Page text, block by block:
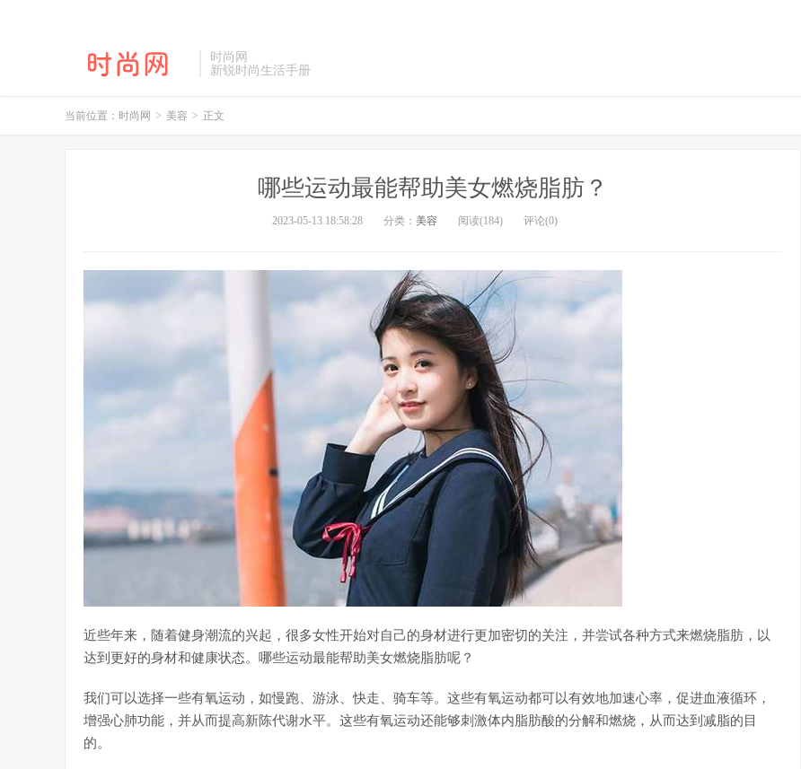
时尚网
新锐时尚生活手册
当前位置： 时尚网 > 美容 > 正文
哪些运动最能帮助美女燃烧脂肪？
2023-05-13 18:58:28 分类： 美容 阅读(184) 评论(0)
近些年来，随着健身潮流的兴起，很多女性开始对自己的身材进行更加密切的关注，并尝试各种方式来燃烧脂肪，以
达到更好的身材和健康状态。哪些运动最能帮助美女燃烧脂肪呢？
我们可以选择一些有氧运动，如慢跑、游泳、快走、骑车等。这些有氧运动都可以有效地加速心率，促进血液循环，
增强心肺功能，并从而提高新陈代谢水平。这些有氧运动还能够刺激体内脂肪酸的分解和燃烧，从而达到减脂的目
的。